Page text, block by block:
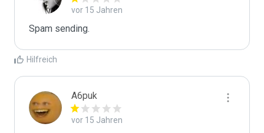
vor 15 Jahren
Spam sending.
Hilfreich
A6puk
vor 15 Jahren